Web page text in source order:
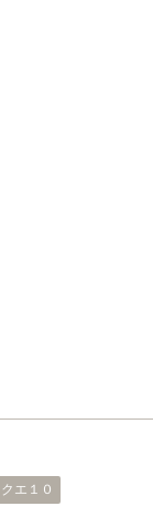
クエ１０